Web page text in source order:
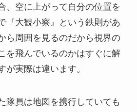
、空に上がって自分の位置を
『大観小察』という鉄則があ
ら周囲を見るのだから視界の
を飛んでいるのかはすぐに解
が実際は違います。
隊員は地図を携行していても